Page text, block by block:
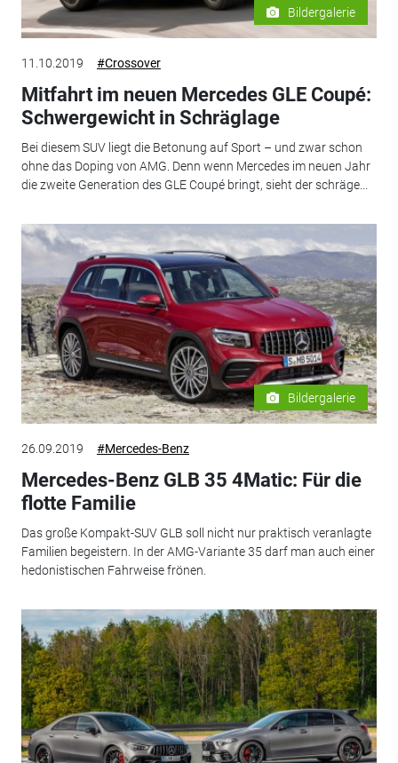
Bildergalerie
11.10.2019 #Crossover
Mitfahrt im neuen Mercedes GLE Coupé:
Schwergewicht in Schräglage
Bei diesem SUV liegt die Betonung auf Sport – und zwar schon
ohne das Doping von AMG. Denn wenn Mercedes im neuen Jahr
die zweite Generation des GLE Coupé bringt, sieht der schräge...
Bildergalerie
26.09.2019 #Mercedes-Benz
Mercedes-Benz GLB 35 4Matic: Für die
flotte Familie
Das große Kompakt-SUV GLB soll nicht nur praktisch veranlagte
Familien begeistern. In der AMG-Variante 35 darf man auch einer
hedonistischen Fahrweise frönen.